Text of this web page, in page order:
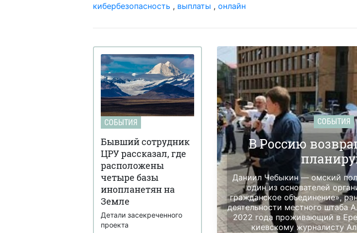
кибербезопасность , выплаты , онлайн
СОБЫТИЯ
Бывший сотрудник
ЦРУ рассказал, где
расположены
четыре базы
инопланетян на
Земле
Детали засекреченного
проекта
СОБЫТИЯ
В Россию
Даниил Чебыкин — омский
один из основателей
гражданское объединение»,
деятельности местного штаба
2022 года проживающий в
киевскому журналисту